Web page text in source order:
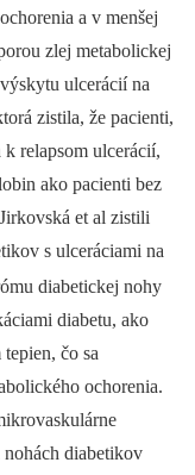
a v menšej
zlej metabolickej
ulcerácií na
zistila, že pacienti,
relapsom ulcerácií,
ako pacienti bez
et al zistili
s ulceráciami na
diabetickej nohy
diabetu, ako
čo sa
ochorenia.
diabetikov